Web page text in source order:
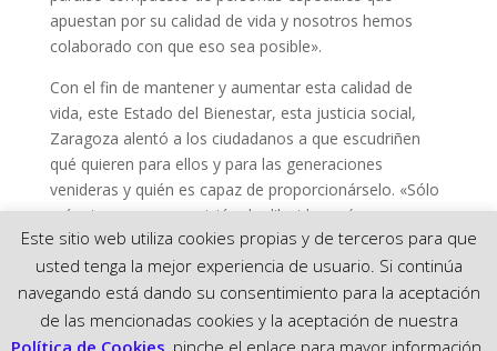
apuestan por su calidad de vida y nosotros hemos
colaborado con que eso sea posible».
Con el fin de mantener y aumentar esta calidad de
vida, este Estado del Bienestar, esta justicia social,
Zaragoza alentó a los ciudadanos a que escudriñen
qué quieren para ellos y para las generaciones
venideras y quién es capaz de proporcionárselo. «Sólo
así estaremos en posición de dilucidar qué personas
queremos que decidan por nosotros porque les hemos
dado el poder de representarnos».
Este sitio web utiliza cookies propias y de terceros para que
usted tenga la mejor experiencia de usuario. Si continúa
navegando está dando su consentimiento para la aceptación
de las mencionadas cookies y la aceptación de nuestra
Política de Cookies , pinche el enlace para mayor información.